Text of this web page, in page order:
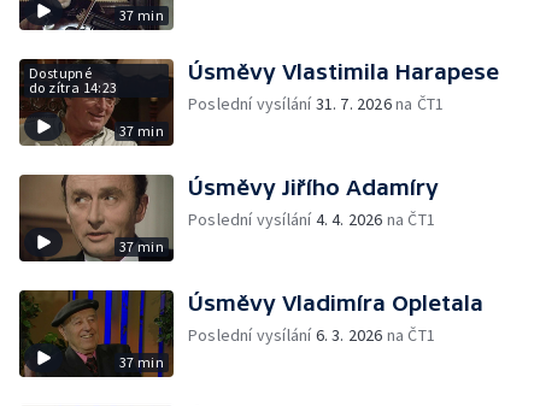
37 min
Dostupné
do zítra 14:23
37 min
Úsměvy Vlastimila Harapese
Poslední vysílání31. 7. 2026na ČT1
37 min
Úsměvy Jiřího Adamíry
Poslední vysílání4. 4. 2026 na ČT1
37 min
Úsměvy Vladimíra Opletala
Poslední vysílání6. 3. 2026 na ČT1